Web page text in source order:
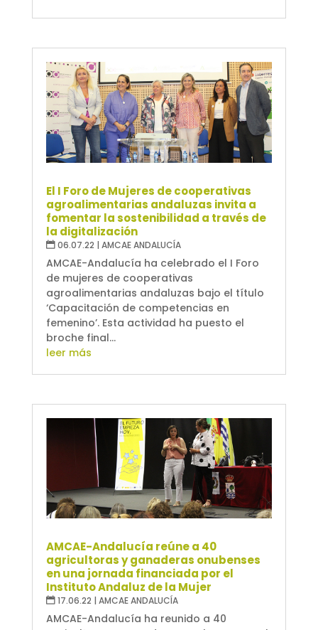
El I Foro de Mujeres de cooperativas
agroalimentarias andaluzas invita a
fomentar la sostenibilidad a través de
la digitalización
06.07.22 | AMCAE ANDALUCÍA
AMCAE-Andalucía ha celebrado el I Foro
de mujeres de cooperativas
agroalimentarias andaluzas bajo el título
‘Capacitación de competencias en
femenino’. Esta actividad ha puesto el
broche final...
leer más
AMCAE-Andalucía reúne a 40
agricultoras y ganaderas onubenses
en una jornada financiada por el
Instituto Andaluz de la Mujer
17.06.22 | AMCAE ANDALUCÍA
AMCAE-Andalucía ha reunido a 40